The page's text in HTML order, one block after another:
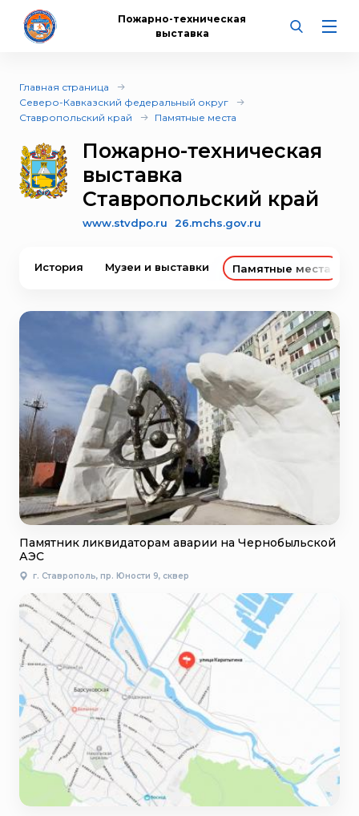
Пожарно-техническая
выставка
Главная страница
Северо-Кавказский федеральный округ
Ставропольский край
Памятные места
Пожарно-техническая
выставка
Ставропольский край
www.stvdpo.ru 26.mchs.gov.ru
История Музеи и выставки Памятные места
Памятник ликвидаторам аварии на Чернобыльской
АЭС
г. Ставрополь, пр. Юности 9, сквер